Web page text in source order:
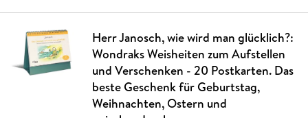
Herr Janosch, wie wird man glücklich?:
Wondraks Weisheiten zum Aufstellen
und Verschenken - 20 Postkarten. Das
beste Geschenk für Geburtstag,
Weihnachten, Ostern und